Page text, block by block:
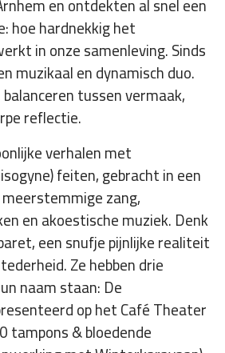
en ontdekten al snel een
hoe hardnekkig het
in onze samenleving. Sinds
muzikaal en dynamisch duo.
tussen vermaak,
reflectie.
verhalen met
feiten, gebracht in een
zang,
en akoestische muziek. Denk
een snufje pijnlijke realiteit
Ze hebben drie
naam staan: De
op het Café Theater
tampons & bloedende